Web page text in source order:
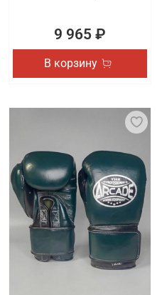
9 965 ₽
В корзину